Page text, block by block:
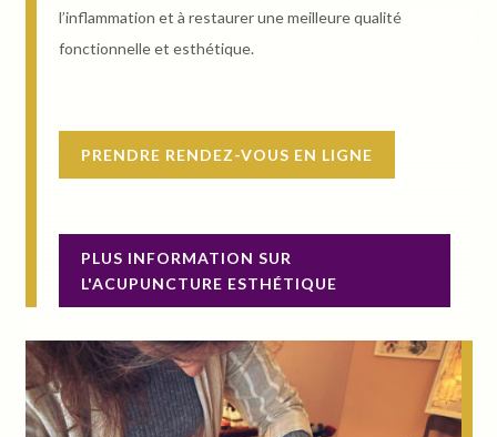
l’inflammation et à restaurer une meilleure qualité
fonctionnelle et esthétique.
PRENDRE RENDEZ-VOUS EN LIGNE
PLUS INFORMATION SUR
L'ACUPUNCTURE ESTHÉTIQUE